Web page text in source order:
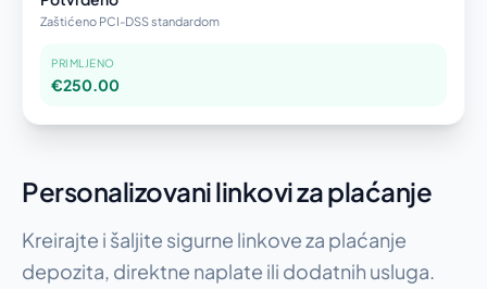
Zaštićeno PCI-DSS standardom
PRIMLJENO
€250.00
Personalizovani linkovi za plaćanje
Kreirajte i šaljite sigurne linkove za plaćanje
depozita, direktne naplate ili dodatnih usluga.